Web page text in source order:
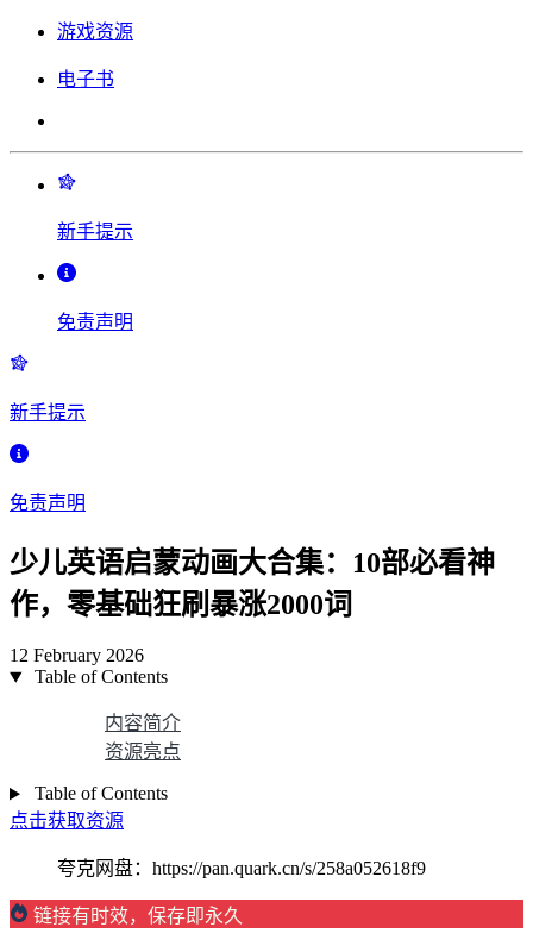
游戏资源
电子书
新手提示
免责声明
新手提示
免责声明
少儿英语启蒙动画大合集：10部必看神
作，零基础狂刷暴涨2000词
12 February 2026
Table of Contents
内容简介
资源亮点
Table of Contents
点击获取资源
夸克网盘：https://pan.quark.cn/s/258a052618f9
链接有时效，保存即永久